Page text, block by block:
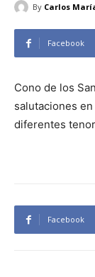
By Carlos
Facebook
Cono de los
salutaciones
diferentes
Facebook